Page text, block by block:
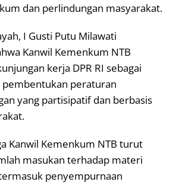
dan perlindungan masyarakat.
I Gusti Putu Milawati
Kanwil Kemenkum NTB
kerja DPR RI sebagai
pembentukan peraturan
yang partisipatif dan berbasis
Kanwil Kemenkum NTB turut
masukan terhadap materi
penyempurnaan